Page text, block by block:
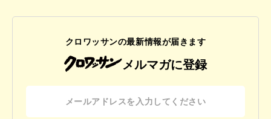
クロワッサンの最新情報が届きます
メルマガに登録